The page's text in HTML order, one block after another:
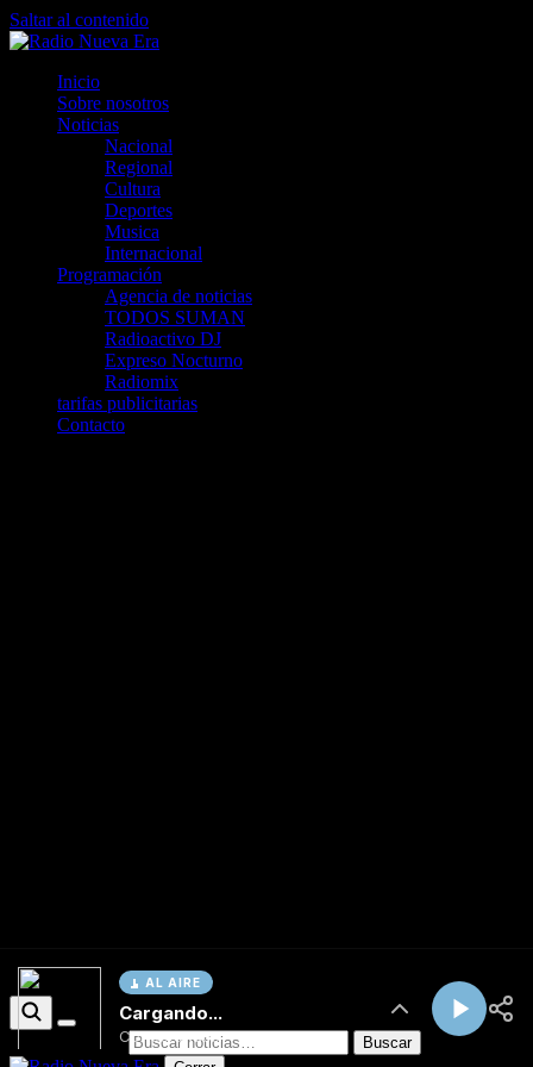
AL AIRE
Cargando...
Conectando...